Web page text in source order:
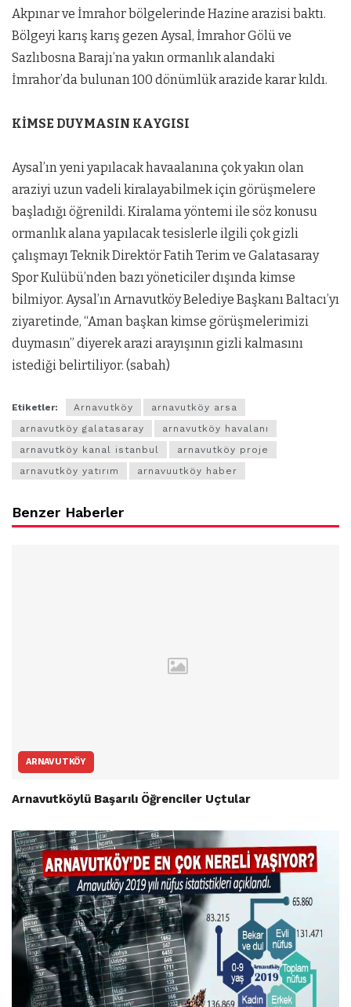
Akpınar ve İmrahor bölgelerinde Hazine arazisi baktı.
Bölgeyi karış karış gezen Aysal, İmrahor Gölü ve
Sazlıbosna Barajı’na yakın ormanlık alandaki
İmrahor’da bulunan 100 dönümlük arazide karar kıldı.
KİMSE DUYMASIN KAYGISI
Aysal’ın yeni yapılacak havaalanına çok yakın olan
araziyi uzun vadeli kiralayabilmek için görüşmelere
başladığı öğrenildi. Kiralama yöntemi ile söz konusu
ormanlık alana yapılacak tesislerle ilgili çok gizli
çalışmayı Teknik Direktör Fatih Terim ve Galatasaray
Spor Kulübü’nden bazı yöneticiler dışında kimse
bilmiyor. Aysal’ın Arnavutköy Belediye Başkanı Baltacı’yı
ziyaretinde, “Aman başkan kimse görüşmelerimizi
duymasın” diyerek arazi arayışının gizli kalmasını
istediği belirtiliyor. (sabah)
Etiketler: Arnavutköy
arnavutköy arsa
arnavutköy galatasaray
arnavutköy havalanı
arnavutköy kanal istanbul
arnavutköy proje
arnavutköy yatırım
arnavuutköy haber
Benzer Haberler
ARNAVUTKÖY
Arnavutköylü Başarılı Öğrenciler Uçtular